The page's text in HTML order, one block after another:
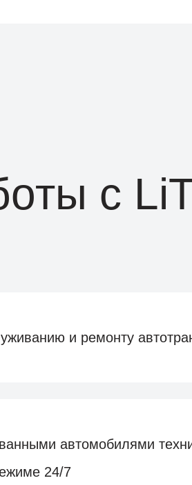
с
и ремонту
автомобилями
24/7